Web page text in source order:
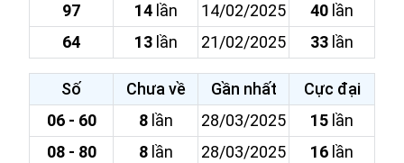
97
14lần 14/02/2025 40 lần
64
13lần 21/02/2025 33 lần
Số Chưa về Gần nhất
Cực đại
06 - 60
8lần 28/03/2025 15 lần
08 - 80
8lần 28/03/2025 16 lần